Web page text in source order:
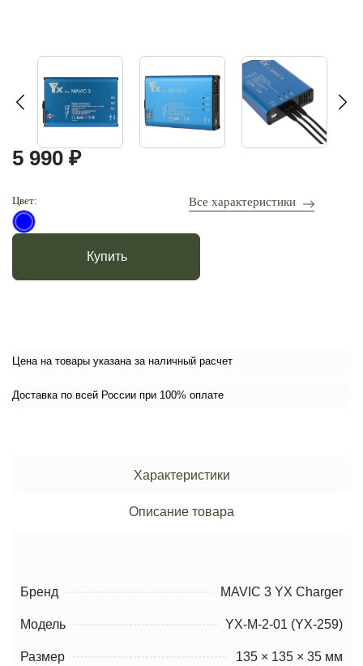
5 990 ₽
Цвет: Все характеристики
Купить
Цена на товары указана за наличный расчет
Доставка по всей России при 100% оплате
Характеристики
Описание товара
Бренд MAVIC 3 YX Charger
Модель YX-M-2-01 (YX-259)
Размер 135 × 135 × 35 мм